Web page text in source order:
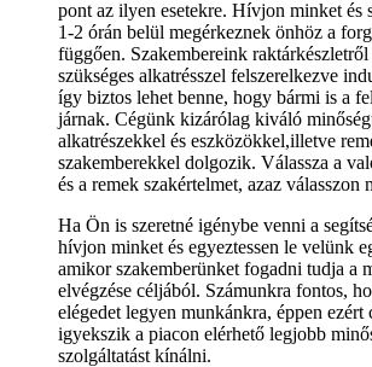
pont az ilyen esetekre. Hívjon minket és
1-2 órán belül megérkeznek önhöz a
függően. Szakembereink
szükséges alkatrésszel felszerelkezve
így biztos lehet benne, hogy bármi is a
járnak. Cégünk kizárólag kiváló
alkatrészekkel és eszközökkel,illetve
szakemberekkel dolgozik. Válassza a
és a remek szakértelmet, azaz válasszon
Ha Ön is szeretné igénybe venni a
hívjon minket és egyeztessen le velünk
amikor szakemberünket fogadni tudja a
elvégzése céljából. Számunkra fontos,
elégedet legyen munkánkra, éppen ezért
igyekszik a piacon elérhető legjobb
szolgáltatást kínálni.